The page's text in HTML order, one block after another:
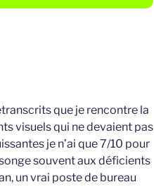
que je rencontre la
visuels qui ne devaient pas
je n’ai que 7/10 pour
souvent aux déficients
un vrai poste de bureau